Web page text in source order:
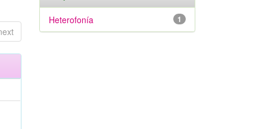
1
Heterofonía